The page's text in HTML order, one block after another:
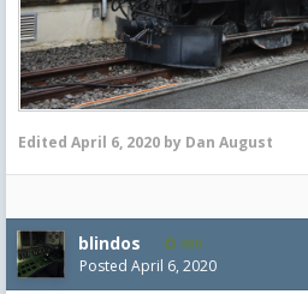
Edited April 6, 2020 by Dan August
blindos 480
Posted April 6, 2020